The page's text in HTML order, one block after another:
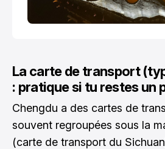
La carte de transport
: pratique si tu restes un
Chengdu a des cartes de
souvent regroupées sous la
(carte de transport du